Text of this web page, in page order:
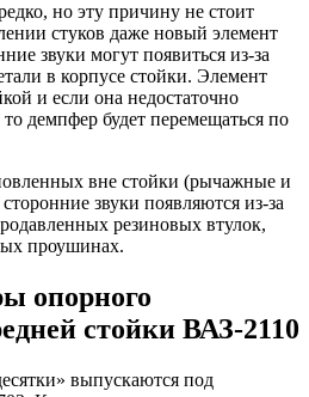
но эту причину не стоит
стуков даже новый элемент
звуки могут появиться из-за
в корпусе стойки. Элемент
и если она недостаточно
демпфер будет перемещаться по
вне стойки (рычажные и
звуки появляются из-за
резиновых втулок,
проушинах.
опорного
стойки ВАЗ-2110
выпускаются под